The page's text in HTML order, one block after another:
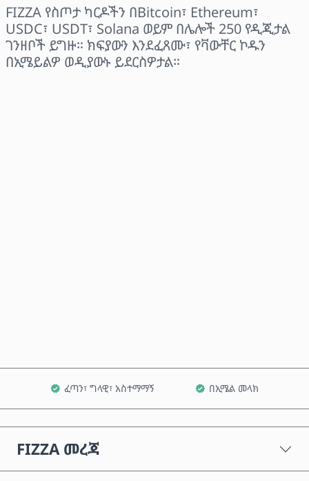
FIZZA የስጦታ ካርዶችን በBitcoin፣ Ethereum፣
USDC፣ USDT፣ Solana ወይም በሌሎች 250 የዲጂታል
ገንዘቦች ይግዙ። ክፍያውን እንደፈጸሙ፣ የቫውቸር ኮዱን
በኢሜይልዎ ወዲያውኑ ይደርስዎታል።
ፈጣን፣ ግላዊ፣ አስተማማኝ በኢሜል መላክ
FIZZA መረጃ